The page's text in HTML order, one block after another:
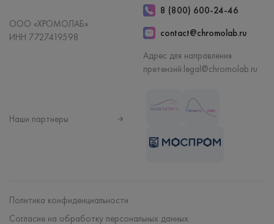
ООО «ХРОМОЛАБ»
ИНН 7727419598
8 (800) 600-24-46
contact@chromolab.ru
Адрес для направления
претензий:legal@chromolab.ru
Наши партнеры
Политика конфиденциальности
Согласие на обработку персональных данных